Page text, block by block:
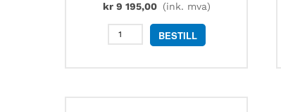
kr9 195,00 (ink. mva)
Senseca
PRO
BESTILL